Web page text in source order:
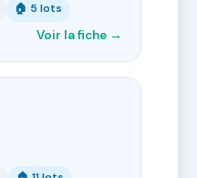
🏠 5 lots
Voir la fiche →